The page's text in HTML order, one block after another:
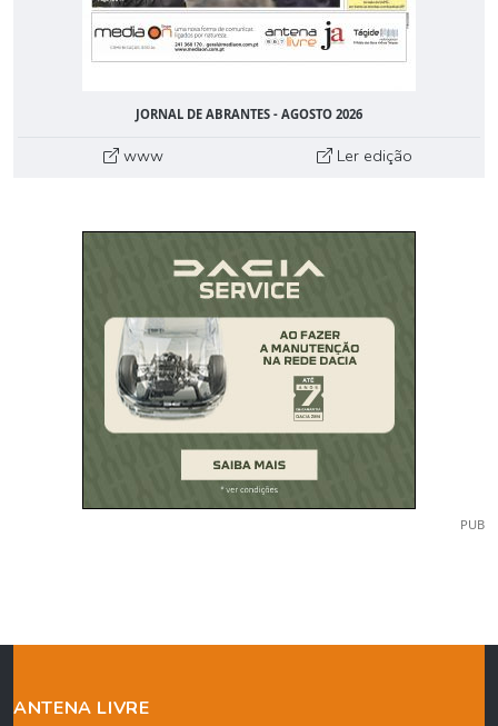
JORNAL DE ABRANTES - AGOSTO 2026
www Ler edição
PUB
ANTENA LIVRE